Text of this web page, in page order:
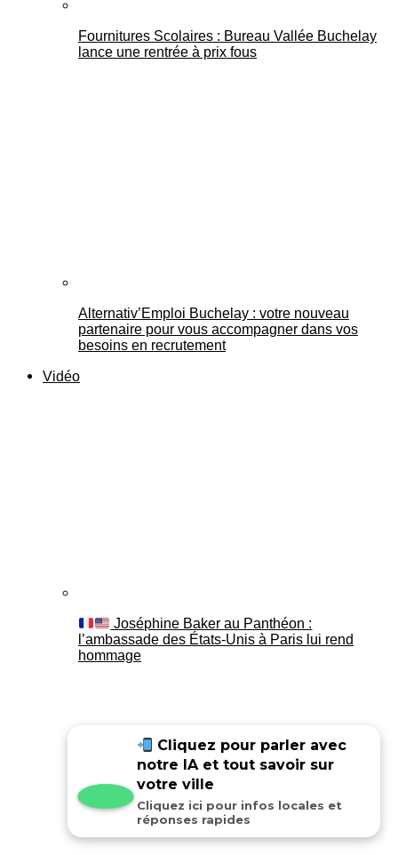
Fournitures Scolaires : Bureau Vallée Buchelay
lance une rentrée à prix fous
Alternativ’Emploi Buchelay : votre nouveau
partenaire pour vous accompagner dans vos
besoins en recrutement
Vidéo
Joséphine Baker au Panthéon :
l’ambassade des États-Unis à Paris lui rend
hommage
Cliquez pour parler avec
notre IA et tout savoir sur
votre ville
Cliquez ici pour infos locales et
réponses rapides